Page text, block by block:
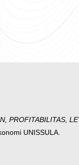
PROFITABILITAS,
UNISSULA.